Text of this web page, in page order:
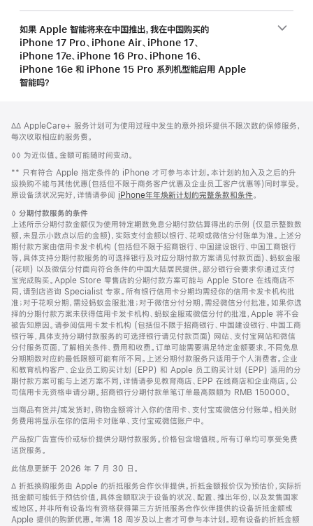
如果 Apple 智能将来在中国推出，我在中国购买的
iPhone 17 Pro、iPhone Air、iPhone 17、
iPhone 17e、iPhone 16 Pro、iPhone 16、
iPhone 16e 和 iPhone 15 Pro 系列机型能启用 Apple
智能吗？
页
页
脚
注
脚
注
∆∆ AppleCare+ 服务计划可为使用过程中发生的意外损坏提供不限次数的保修服务，
每次收取相应的服务费。
脚
◊◊ 为近似值。金额可能随时间变动。
脚
注
** 只有符合 Apple 指定条件的 iPhone 才可参与本计划。本计划的加⼊及之后的升
级换购不能与其他优惠(包括但不限于商务客户优惠及企业员⼯客户优惠等)同时享受。
原设备须状况完好，详情请参阅 iPhone年年焕新计划的完整条款和条件。
脚
注
◊ 分期付款服务的条件
上述所示分期付款金额仅为使用特定期数免息分期付款估算得出的示例 (仅显示整数数
额，未显示小数点以后的金额)，实际支付金额以银行、花呗或微信分付账单为准。上述分
期付款方案由信用卡发卡机构 (包括但不限于招商银行、中国建设银行、中国工商银行
等，具体支持分期付款服务的可选择银行及对应分期付款方案请见付款页面)、蚂蚁金服
(花呗) 以及微信分付面向符合条件的中国大陆居民提供。部分银行会要求你通过支付
宝完成购买。Apple Store 零售店的分期付款方案可能与 Apple Store 在线商店不
同，请到店咨询 Specialist 专家。所有银行信用卡分期均需经你的信用卡发卡机构批
准；对于花呗分期，需经蚂蚁金服批准；对于微信分付分期，需经微信分付批准。如果你选
择的分期付款方案未获得信用卡发卡机构、蚂蚁金服或微信分付的批准，Apple 将不会
被告知原因。请参阅信用卡发卡机构 (包括但不限于招商银行、中国建设银行、中国工商
银行等，具体支持分期付款服务的可选择银行请见付款页面) 网站、支付宝网站和微信
分付服务页面，了解相关条件、费用和收费。订单可能需要满足特定金额要求，不同免息
分期期数对应的最低限额可能有所不同。上述分期付款服务只适用于个人消费者。企业
和教育机构客户、企业员工购买计划 (EPP) 和 Apple 员工购买计划 (EPP) 适用的分
期付款方案可能与上述方案不同，详情请参见教育商店、EPP 在线商店和企业商店。公
司信用卡无资格申请分期。招商银行分期付款单笔订单最高限额为 RMB 150000。
当商品有货并/或发货时，购物金额将计入你的信用卡、支付宝或微信分付账单。相关财
务费用将显示在你的信用卡对账单、支付宝或微信账户中。
产品按广告宣传价或标价提供分期付款服务。价格包含增值税。所有订单均可享受免费
送货服务。
此信息更新于 2026 年 7 月 30 日。
脚
注
∆ 折抵换购服务由 Apple 的折抵服务合作伙伴提供。折抵金额报价仅为预估价，实际折
抵金额可能低于预估价值，具体金额取决于设备的状况、配置、推出年份，以及发售国家
或地区。并非所有设备均有资格获得第三方折抵服务合作伙伴提供的设备折抵金额或
Apple 提供的购新优惠。年满 18 周岁及以上者才可参与本计划。现有设备的折抵金额